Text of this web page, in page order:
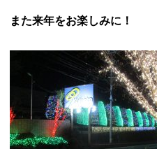
また来年をお楽しみに！